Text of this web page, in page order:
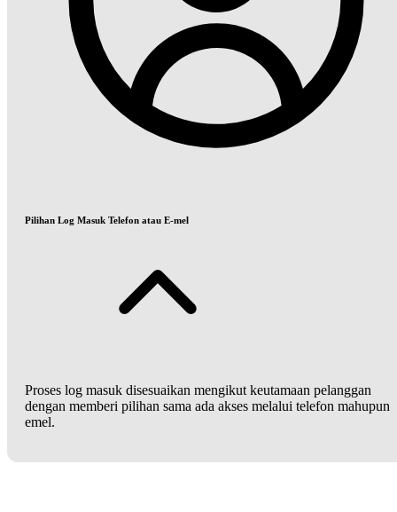
Pilihan Log Masuk Telefon atau E-mel
Proses log masuk disesuaikan mengikut keutamaan pelanggan
dengan memberi pilihan sama ada akses melalui telefon mahupun
emel.